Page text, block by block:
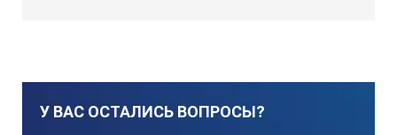
У ВАС ОСТАЛИСЬ ВОПРОСЫ?